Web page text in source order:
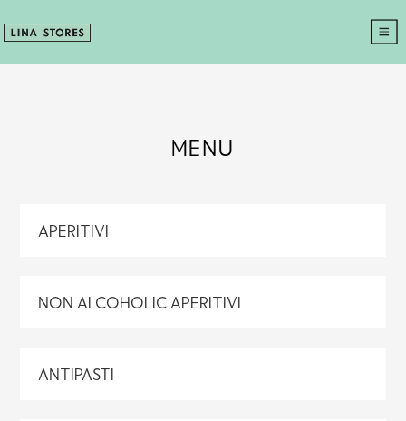
MENU
APERITIVI
NON ALCOHOLIC APERITIVI
ANTIPASTI